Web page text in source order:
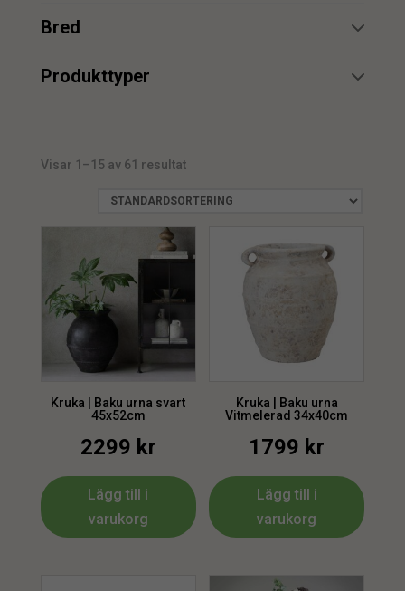
min. max.
min.
Bred
min.
min.
Produkttyper
Visar 1–15 av 61 resultat
Kruka | Baku urna svart
45x52cm
2299 kr
Lägg till i
varukorg
Kruka | Baku urna
Vitmelerad 34x40cm
1799 kr
Lägg till i
varukorg